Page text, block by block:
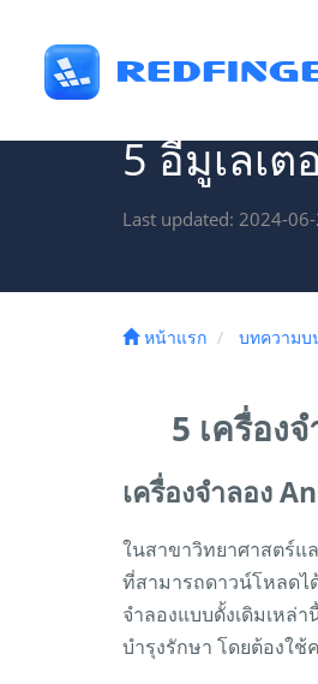
5 อีมูเลเ
Last updated: 2024-
หน้าแรก บทความบ
5 เครื่อง
เครื่องจำลอง
ในสาขาวิทยาศาสตร์แ
ที่สามารถดาวน์โหลดไ
จำลองแบบดั้งเดิมเหล่
บำรุงรักษา โดยต้องใช้